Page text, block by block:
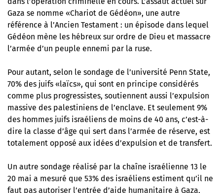
Gaza se nomme «Chariot de Gédéon», une autre
référence à l’Ancien Testament : un épisode dans lequel
Gédéon mène les hébreux sur ordre de Dieu et massacre
l’armée d’un peuple ennemi par la ruse.
Pour autant, selon le sondage de l’université Penn State,
70% des juifs «laïcs», qui sont en principe considérés
comme plus progressistes, soutiennent aussi l’expulsion
massive des palestiniens de l’enclave. Et seulement 9%
des hommes juifs israéliens de moins de 40 ans, c’est-à-
dire la classe d’âge qui sert dans l’armée de réserve, est
totalement opposé aux idées d’expulsion et de transfert.
Un autre sondage réalisé par la chaîne israélienne 13 le
20 mai a mesuré que 53% des israéliens estiment qu’il ne
faut pas autoriser l’entrée d’aide humanitaire à Gaza,